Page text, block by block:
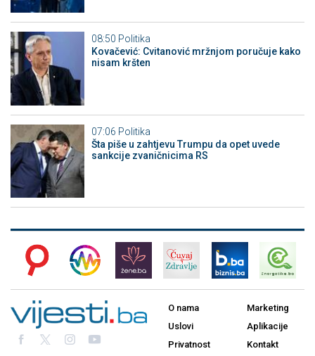
08:50 Politika
Kovačević: Cvitanović mržnjom poručuje kako
nisam kršten
07:06 Politika
Šta piše u zahtjevu Trumpu da opet uvede
sankcije zvaničnicima RS
O nama
Uslovi
Privatnost
Marketing
Aplikacije
Kontakt